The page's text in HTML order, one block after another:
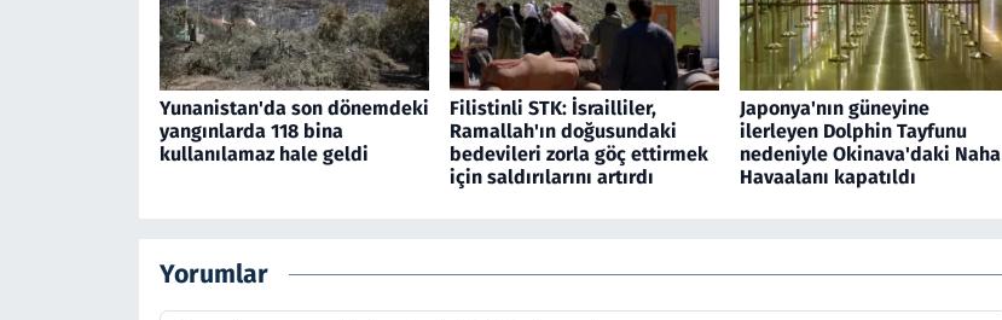
Yunanistan'da son dönemdeki
yangınlarda 118 bina
kullanılamaz hale geldi
Filistinli STK: İsrailliler,
Ramallah'ın doğusundaki
bedevileri zorla göç ettirmek
için saldırılarını artırdı
Japonya'nın güneyine
ilerleyen Dolphin Tayfunu
nedeniyle Okinava'daki Naha
Havaalanı kapatıldı
Yorumlar